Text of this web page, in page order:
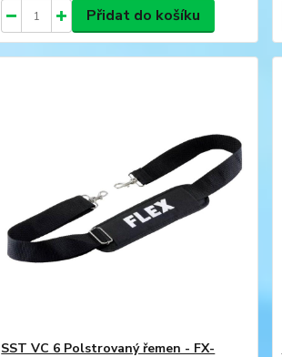
Přidat do košíku
SST VC 6 Polstrovaný řemen - FX-